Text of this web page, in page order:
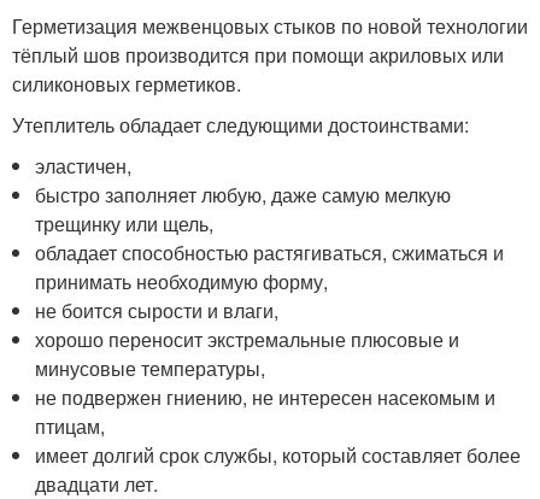
Герметизация межвенцовых стыков по новой технологии
тёплый шов производится при помощи акриловых или
силиконовых герметиков.
Утеплитель обладает следующими достоинствами:
эластичен,
быстро заполняет любую, даже самую мелкую
трещинку или щель,
обладает способностью растягиваться, сжиматься и
принимать необходимую форму,
не боится сырости и влаги,
хорошо переносит экстремальные плюсовые и
минусовые температуры,
не подвержен гниению, не интересен насекомым и
птицам,
имеет долгий срок службы, который составляет более
двадцати лет.